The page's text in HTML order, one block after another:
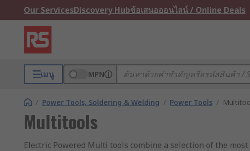
Our ServicesDiscovery Hubข้อเสนอออนไลน์ / Online Deals
เมนู MPN
/ Power Tools, Soldering & Welding / Power Tools /
Multitools
Electric Powered Multi tools combine a selection of the